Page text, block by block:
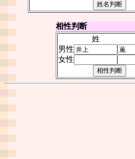
相性判断
姓
男性
女性